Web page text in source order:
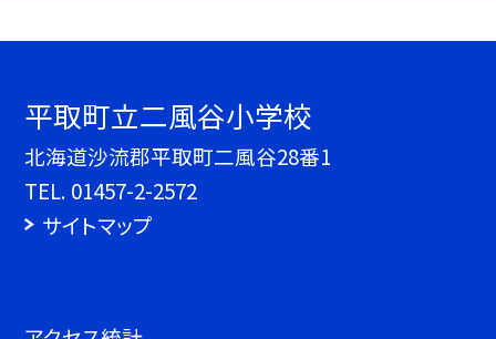
平取町立二風谷小学校
北海道沙流郡平取町二風谷28番1
TEL. 01457-2-2572
サイトマップ